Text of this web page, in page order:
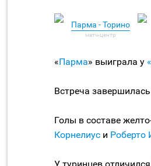
Парма - Торино
«Парма» выиграла у
Встреча
Голы в составе
Корнелиус и Роберто